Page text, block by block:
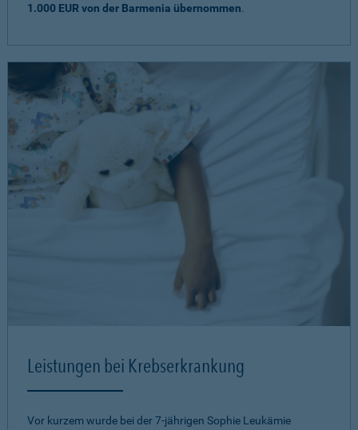
1.000 EUR von der Barmenia übernommen.
Leistungen bei Krebserkrankung
Vor kurzem wurde bei der 7-jährigen Sophie Leukämie